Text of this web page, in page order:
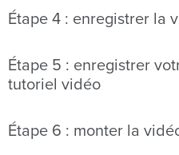
Étape 4 : enregistrer la
Étape 5 : enregistrer
tutoriel vidéo
Étape 6 : monter la